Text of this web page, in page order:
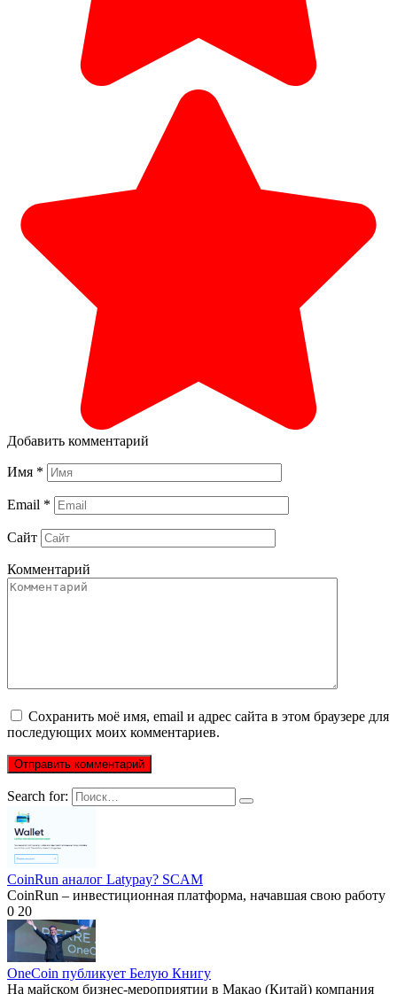
Добавить комментарий
Имя *
Email *
Сайт
Комментарий
Сохранить моё имя, email и адрес сайта в этом браузере для
последующих моих комментариев.
Search for:
CoinRun аналог Latypay? SCAM
CoinRun – инвестиционная платформа, начавшая свою работу
0 20
OneCoin публикует Белую Книгу
На майском бизнес-мероприятии в Макао (Китай) компания